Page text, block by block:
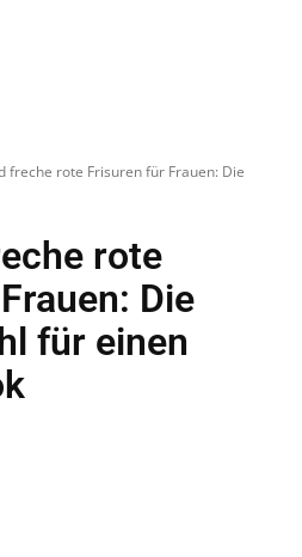
freche rote Frisuren für Frauen: Die
rote
Die
für einen